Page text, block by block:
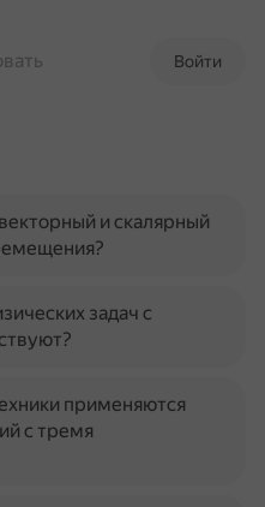
Войти
и скалярный
задач с
применяются
с тремя